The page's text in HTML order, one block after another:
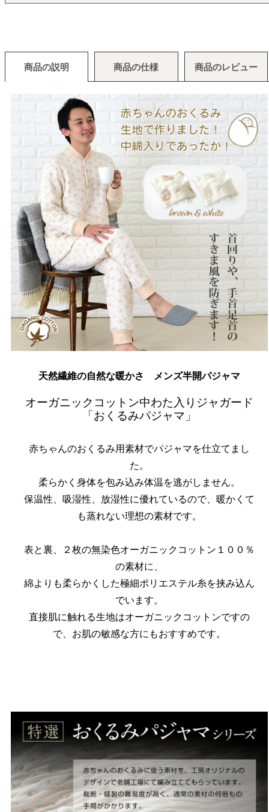
商品の説明 商品の仕様 商品のレビュー
天然繊維の自然な暖かさ メンズ半開パジャマ
オーガニックコットン中わた入りジャガード
「おくるみパジャマ」
赤ちゃんのおくるみ用素材でパジャマを仕立てまし
た。
柔らかく身体を包み込み体温を逃がしません。
保温性、吸湿性、放湿性に優れているので、暖かくて
も蒸れない理想の素材です。
表と裏、２枚の無染色オーガニックコットン１００％
の素材に、
綿よりも柔らかくした極細ポリエステル糸を挟み込ん
でいます。
直接肌に触れる生地はオーガニックコットンですの
で、お肌の敏感な方にもおすすめです。